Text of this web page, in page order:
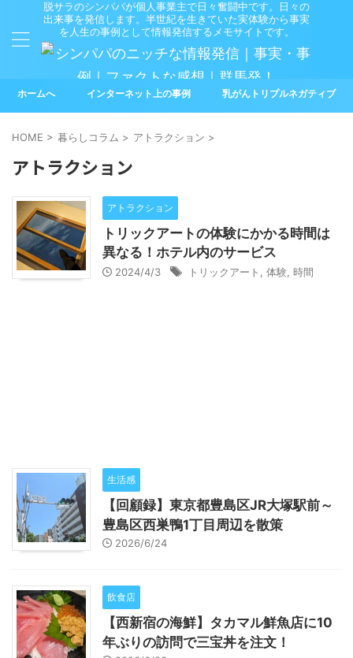
脱サラのシンパパが個人事業主で日々奮闘中です。日々の
出来事を発信します。半世紀を生きていた実体験から事実
を人生の事例として情報発信するメモサイトです。
ホームへ インターネット上の事例 乳がんトリプルネガティブ
HOME > 暮らしコラム > アトラクション >
アトラクション
アトラクション
トリックアートの体験にかかる時間は
異なる！ホテル内のサービス
2024/4/3 トリックアート 体験 時間
生活感
【回顧録】東京都豊島区JR大塚駅前～
豊島区西巣鴨1丁目周辺を散策
2026/6/24
飲食店
【西新宿の海鮮】タカマル鮮魚店に10
年ぶりの訪問で三宝丼を注文！